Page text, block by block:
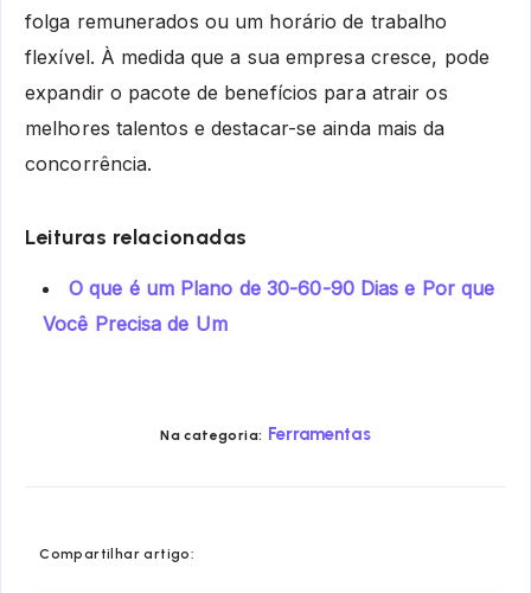
folga remunerados ou um horário de trabalho
flexível. À medida que a sua empresa cresce, pode
expandir o pacote de benefícios para atrair os
melhores talentos e destacar-se ainda mais da
concorrência.
Leituras relacionadas
O que é um Plano de 30-60-90 Dias e Por que
Você Precisa de Um
Na categoria: Ferramentas
Compartilhar artigo: